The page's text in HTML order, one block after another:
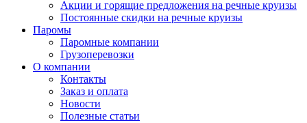
Акции и горящие предложения на речные круизы
Постоянные скидки на речные круизы
Паромы
Паромные компании
Грузоперевозки
О компании
Контакты
Заказ и оплата
Новости
Полезные статьи